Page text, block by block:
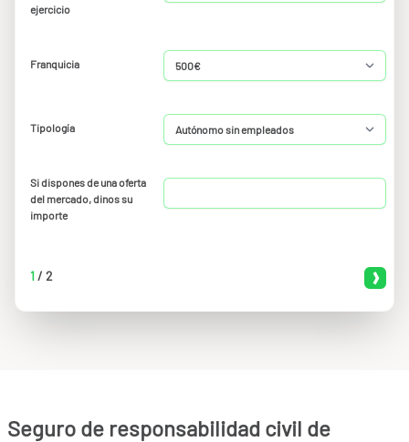
Seguro de responsabilidad civil de
ejercicio
Franquicia
Tipología
Si dispones de una oferta
del mercado, dinos su
importe
1/ 2